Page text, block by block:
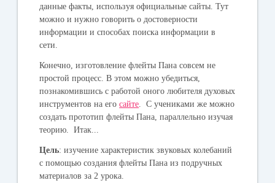
данные факты, используя официальные сайты. Тут
можно и нужно говорить о достоверности
информации и способах поиска информации в
сети.
Конечно, изготовление флейты Пана совсем не
простой процесс. В этом можно убедиться,
познакомившись с работой оного любителя духовых
инструментов на егосайте . С учениками же можно
создать прототип флейты Пана, параллельно изучая
теорию. Итак...
Цель: изучение характеристик звуковых колебаний
с помощью создания флейты Пана из подручных
материалов за 2 урока.